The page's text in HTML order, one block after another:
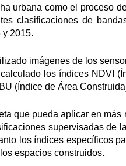
urbana como el proceso
clasificaciones de
y 2015.
imágenes de los
los índices NDVI
(Índice de Área
que pueda aplicar en
supervisadas de
los índices específicos
espacios construidos.